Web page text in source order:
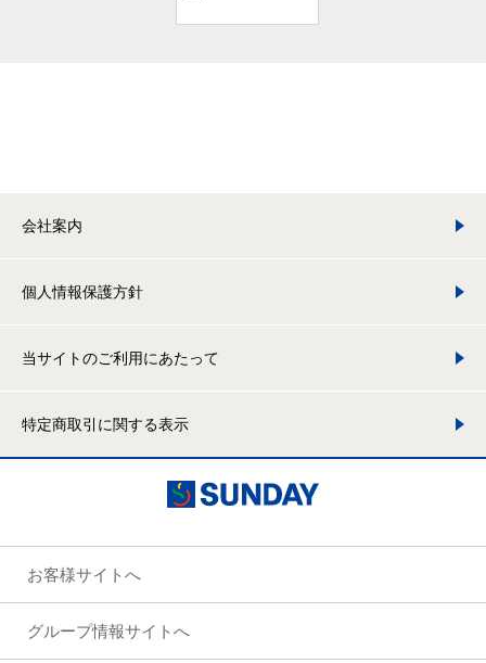
会社案内
個人情報保護方針
当サイトのご利用にあたって
特定商取引に関する表示
お客様サイトへ
グループ情報サイトへ